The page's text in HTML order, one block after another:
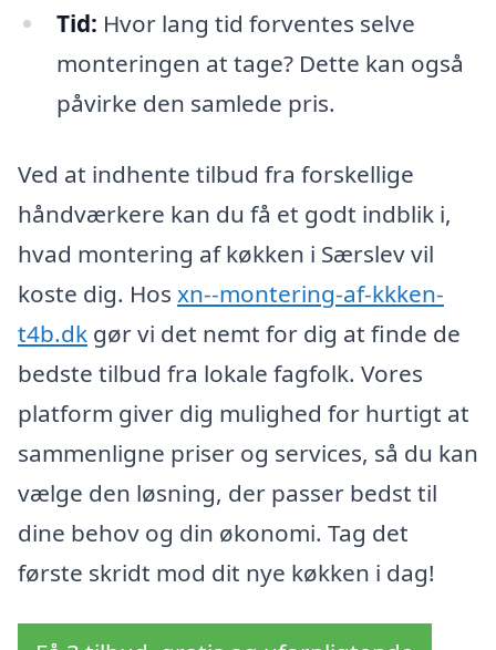
Tid: Hvor lang tid forventes selve
monteringen at tage? Dette kan også
påvirke den samlede pris.
Ved at indhente tilbud fra forskellige
håndværkere kan du få et godt indblik i,
hvad montering af køkken i Særslev vil
koste dig. Hos xn--montering-af-kkken-
t4b.dk gør vi det nemt for dig at finde de
bedste tilbud fra lokale fagfolk. Vores
platform giver dig mulighed for hurtigt at
sammenligne priser og services, så du kan
vælge den løsning, der passer bedst til
dine behov og din økonomi. Tag det
første skridt mod dit nye køkken i dag!